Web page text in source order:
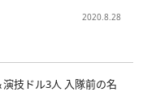
2020.8.28
演技ドル3人 入隊前の名